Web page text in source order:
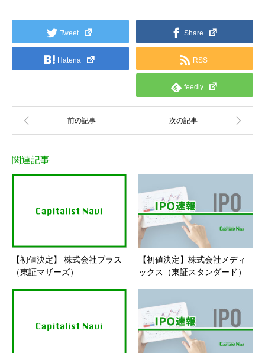
Tweet Share
Hatena RSS
feedly
関連記事
【初値決定】 株式会社ブラス
（東証マザーズ）
【初値決定】株式会社メディ
ックス（東証スタンダード）